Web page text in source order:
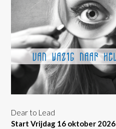
Dear to Lead
Start Vrijdag 16 oktober 2026